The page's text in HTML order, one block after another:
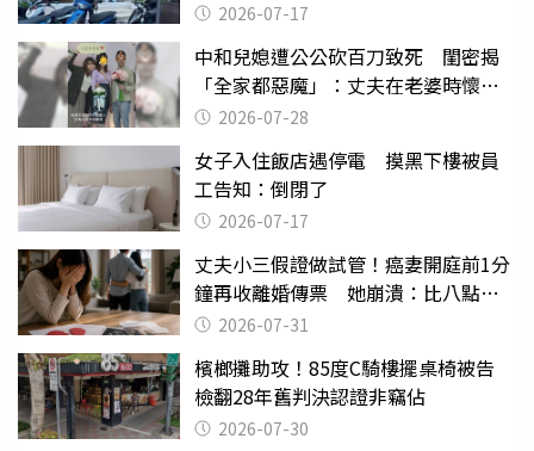
2026-07-17
中和兒媳遭公公砍百刀致死 閨密揭
「全家都惡魔」：丈夫在老婆時懷孕
摔東西
2026-07-28
女子入住飯店遇停電 摸黑下樓被員
工告知：倒閉了
2026-07-17
丈夫小三假證做試管！癌妻開庭前1分
鐘再收離婚傳票 她崩潰：比八點檔
還扯2026-07-31
檳榔攤助攻！85度C騎樓擺桌椅被告
檢翻28年舊判決認證非竊佔
2026-07-30